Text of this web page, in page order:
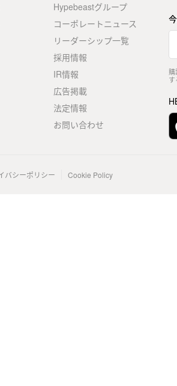
Hypebeastグループ
コーポレートニュース
リーダーシップ一覧
採用情報
IR情報
広告掲載
法定情報
お問い合わせ
す
バシーポリシー Cookie Policy